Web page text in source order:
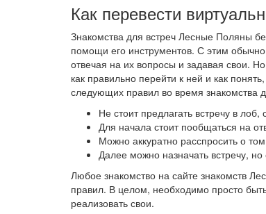
Как перевести
Знакомства для встреч Лесные Поляны
помощи его инструментов. С этим
отвечая на их вопросы и задавая свои.
как правильно перейти к ней и как
следующих правил во время знакомства
Не стоит предлагать встречу в
Для начала стоит пообщаться на
Можно аккуратно расспросить о
Далее можно назначать встречу,
Любое знакомство на сайте знакомств
правил. В целом, необходимо просто
реализовать свои.